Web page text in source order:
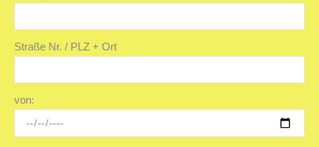
Straße Nr. / PLZ + Ort
von: